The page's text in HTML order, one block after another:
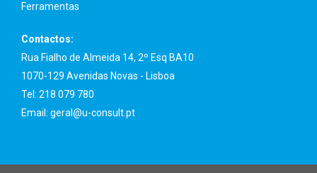
Ferramentas
Contactos:
Rua Fialho de Almeida 14, 2º Esq BA10
1070-129 Avenidas Novas - Lisboa
Tel: 218 079 780
Email: geral@u-consult.pt